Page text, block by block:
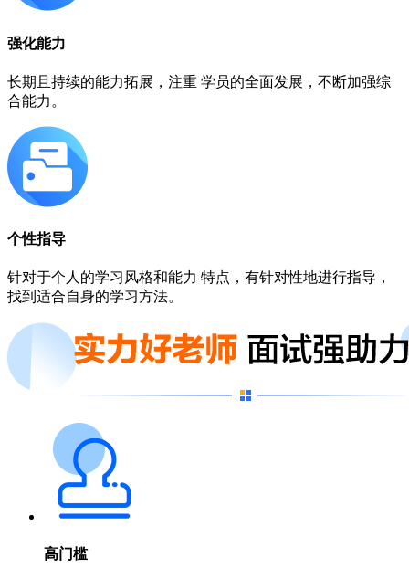
强化能力
长期且持续的能力拓展，注重 学员的全面发展，不断加强综
合能力。
个性指导
针对于个人的学习风格和能力 特点，有针对性地进行指导，
找到适合自身的学习方法。
高门槛